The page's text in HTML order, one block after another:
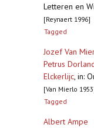
Letteren en
[Reynaert 1996]
Tagged
Jozef Van
Petrus
Elckerlijc, in:
[Van Mierlo
Tagged
Albert Ampe